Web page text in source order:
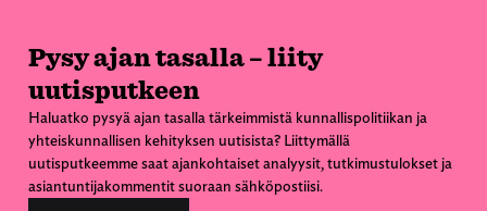
Pysy ajan tasalla – liity
uutisputkeen
Haluatko pysyä ajan tasalla tärkeimmistä kunnallispolitiikan ja
yhteiskunnallisen kehityksen uutisista? Liittymällä
uutisputkeemme saat ajankohtaiset analyysit, tutkimustulokset ja
asiantuntijakommentit suoraan sähköpostiisi.